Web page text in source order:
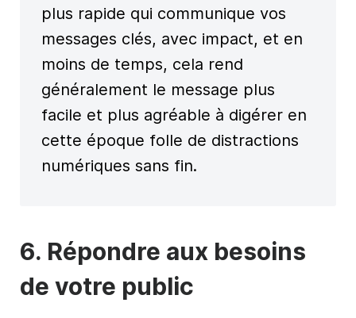
plus rapide qui communique vos
messages clés, avec impact, et en
moins de temps, cela rend
généralement le message plus
facile et plus agréable à digérer en
cette époque folle de distractions
numériques sans fin.
6. Répondre aux besoins
de votre public